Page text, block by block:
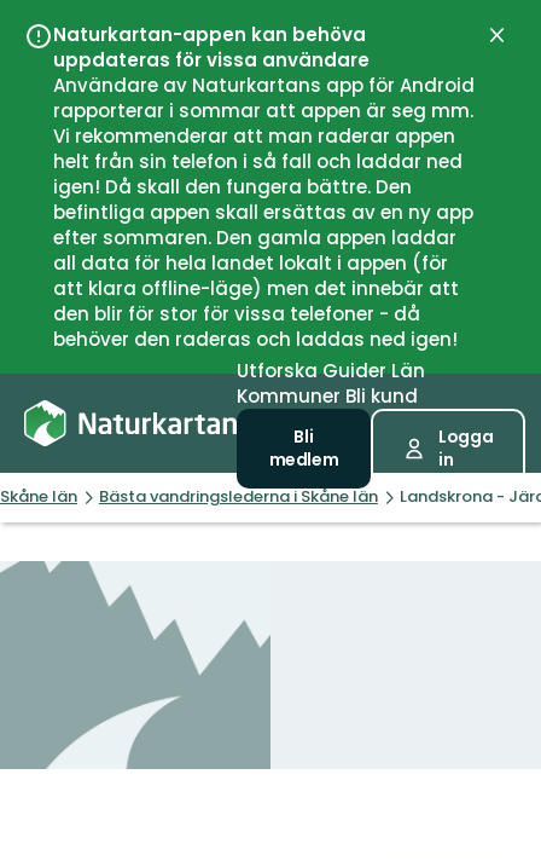
Naturkartan-appen kan behöva
uppdateras för vissa användare
Användare av Naturkartans app för Android
rapporterar i sommar att appen är seg mm.
Vi rekommenderar att man raderar appen
helt från sin telefon i så fall och laddar ned
igen! Då skall den fungera bättre. Den
befintliga appen skall ersättas av en ny app
efter sommaren. Den gamla appen laddar
all data för hela landet lokalt i appen (för
att klara offline-läge) men det innebär att
den blir för stor för vissa telefoner - då
behöver den raderas och laddas ned igen!
UtforskaGuiderLän
Kommuner Bli kund
Bli
medlem
Logga
in
Skåne län Bästa vandringslederna i Skåne län Landskrona -